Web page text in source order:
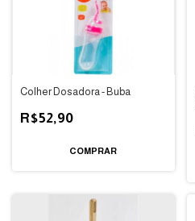
Colher Dosadora - Buba
R$52,90